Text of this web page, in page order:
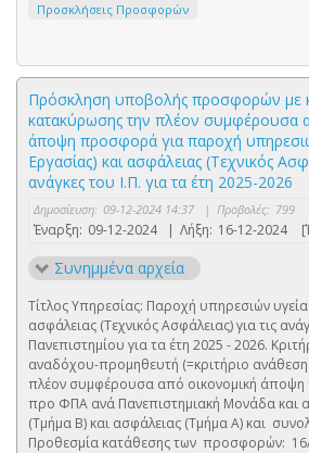
Προσκλήσεις Προσφορών
Πρόσκληση υποβολής προσφορών με
κατακύρωσης την πλέον συμφέρουσα
άποψη προσφορά για παροχή
Εργασίας) και ασφάλειας (Τεχνικός
ανάγκες του Ι.Π. για τα έτη 2025-2026
Δημοσίευση: 09-12-2024 14:37 | Προβολές: 799
Έναρξη: 09-12-2024 | Λήξη: 16-12-2024
Συνημμένα αρχεία
Τίτλος Υπηρεσίας: Παροχή υπηρεσιών
ασφάλειας (Τεχνικός Ασφάλειας) για τις
Πανεπιστημίου για τα έτη 2025 - 2026.
αναδόχου-προμηθευτή (=κριτήριο
πλέον συμφέρουσα από οικονομική
προ ΦΠΑ ανά Πανεπιστημιακή Μονάδα και
(Τμήμα Β) και ασφάλειας (Τμήμα Α) και
Προθεσμία κατάθεσης των προσφορών: